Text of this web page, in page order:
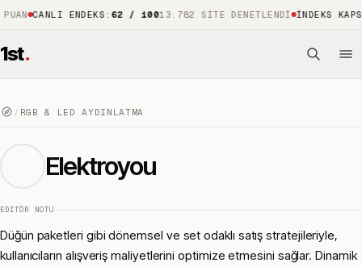
CANLI ENDEKS:62 / 100 13.782 SITE DENETLENDI İNDEKS KAPSAMI:
1st.
/ RGB & LED AYDINLATMA
Elektroyou
EDITÖR NOTU
Düğün paketleri gibi dönemsel ve set odaklı satış stratejileriyle,
kullanıcıların alışveriş maliyetlerini optimize etmesini sağlar. Dinamik